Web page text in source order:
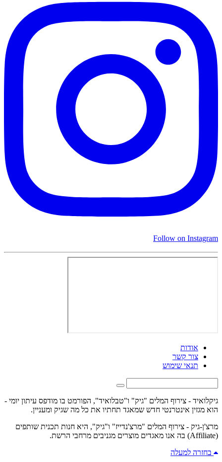
Follow on Instagram
אודות
צור קשר
תנאי שימוש
גיקלואיד - צירוף המלים "גיק" ו"טבלואיד", הפורמט בו מודפס עיתון יומי -
הוא מגזין אינטרנטי חדש שמאגד תחתיו את כל מה שגיק ומעניין.
מרצ'ן-גיק - צירוף המלים "מרצ'נדייז" ו"גיק", היא חנות תכנית שותפים
(Affiliate) בה אנו מאגדים מוצרים מגניבים מרחבי הרשת.
בחזרה למעלה